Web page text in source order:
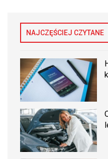
NAJCZĘŚCIEJ CZYTANE